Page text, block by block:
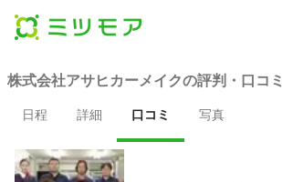
株式会社アサヒカーメイクの評判・口コミ
日程 詳細 口コミ 写真